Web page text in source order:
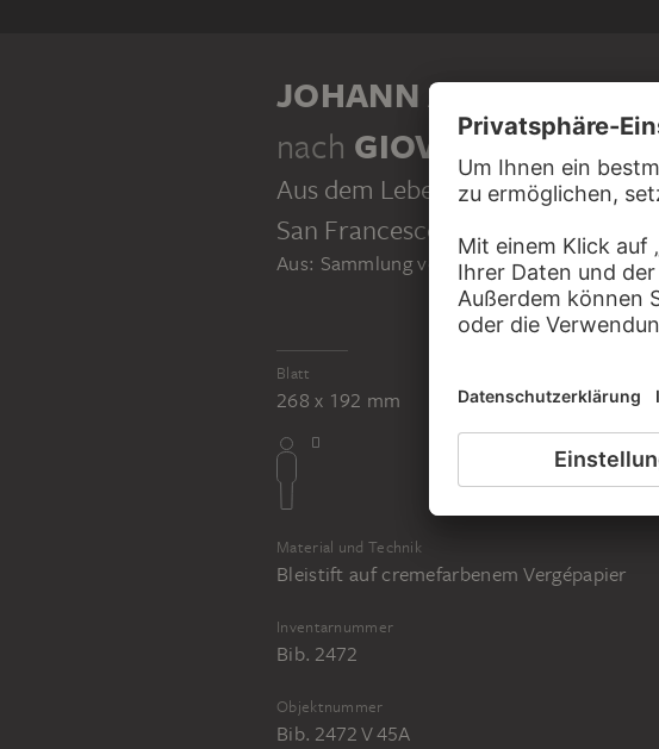
JOHANN ANTON
nach GIOVANNI GADDI
Aus dem Leben des Heiligen
San Francesco in Assisi
, 1818 –
Aus: Sammlung von Umrissen und
Blatt
268 x 192 mm
Material und Technik
Bleistift auf cremefarbenem Vergépapier
Inventarnummer
Bib. 2472
Objektnummer
Bib. 2472 V 45A